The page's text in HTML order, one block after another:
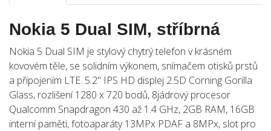
Nokia 5 Dual SIM, stříbrná
Nokia 5 Dual SIM je stylový chytrý telefon v krásném
kovovém těle, se solidním výkonem, snímačem otisků prstů
a připojením LTE. 5.2" IPS HD displej 2.5D Corning Gorilla
Glass, rozlišení 1280 x 720 bodů, 8jádrový procesor
Qualcomm Snapdragon 430 až 1.4 GHz, 2GB RAM, 16GB
interní paměti, fotoaparáty 13MPx PDAF a 8MPx, slot pro